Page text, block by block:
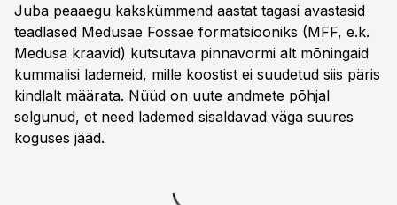
Juba peaaegu kakskümmend aastat tagasi avastasid
teadlased Medusae Fossae formatsiooniks (MFF, e.k.
Medusa kraavid) kutsutava pinnavormi alt mõningaid
kummalisi lademeid, mille koostist ei suudetud siis päris
kindlalt määrata. Nüüd on uute andmete põhjal
selgunud, et need lademed sisaldavad väga suures
koguses jääd.